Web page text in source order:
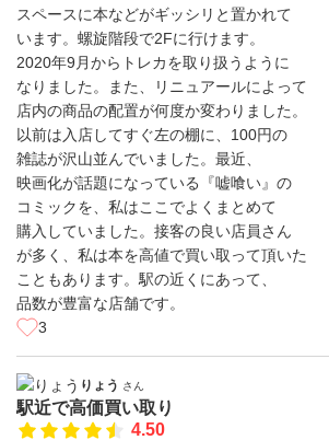
スペースに本などがギッシリと置かれて
います。螺旋階段で2Fに行けます。
2020年9月からトレカを取り扱うように
なりました。また、リニュアールによって
店内の商品の配置が何度か変わりました。
以前は入店してすぐ左の棚に、100円の
雑誌が沢山並んでいました。最近、
映画化が話題になっている『嘘喰い』の
コミックを、私はここでよくまとめて
購入していました。接客の良い店員さん
が多く、私は本を高値で買い取って頂いた
こともあります。駅の近くにあって、
品数が豊富な店舗です。
3
りょう さん
駅近で高価買い取り
4.50